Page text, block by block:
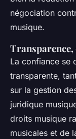
négociation
musique.
La confiance se
transparente,
sur la gestion
juridique
droits musique
musicales et de